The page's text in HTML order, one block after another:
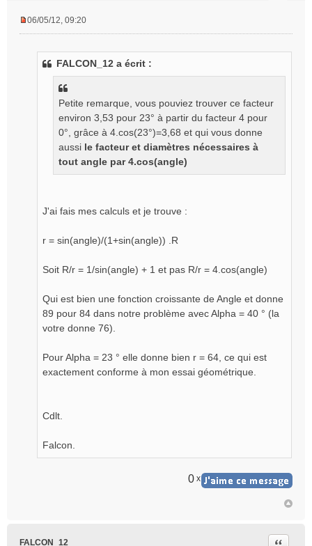
06/05/12, 09:20
FALCON_12 a écrit :
Petite remarque, vous pouviez trouver ce facteur
environ 3,53 pour 23° à partir du facteur 4 pour
0°, grâce à 4.cos(23°)=3,68 et qui vous donne
aussi le facteur et diamètres nécessaires à
tout angle par 4.cos(angle)
J'ai fais mes calculs et je trouve :
r = sin(angle)/(1+sin(angle)) .R
Soit R/r = 1/sin(angle) + 1 et pas R/r = 4.cos(angle)
Qui est bien une fonction croissante de Angle et donne
89 pour 84 dans notre problème avec Alpha = 40 ° (la
votre donne 76).
Pour Alpha = 23 ° elle donne bien r = 64, ce qui est
exactement conforme à mon essai géométrique.
Cdlt.
Falcon.
0 x
FALCON_12 Citer